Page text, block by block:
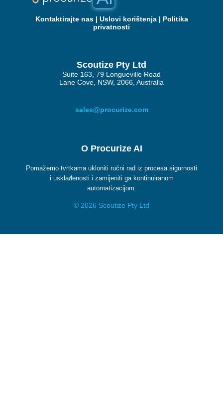
Kontaktirajte nas| Uslovi korištenja| Politika
privatnosti
Scoutize Pty Ltd
Suite 163, 79 Longueville Road
Lane Cove, NSW, 2066, Australia
sales@procurize.com
O Procurize AI
Pomažemo tvrtkama ukloniti ručni rad iz procesa sigurnosti
i usklađenosti i zamijeniti ga kontinuiranom
automatizacijom.
© 2026 Scoutize Pty Ltd